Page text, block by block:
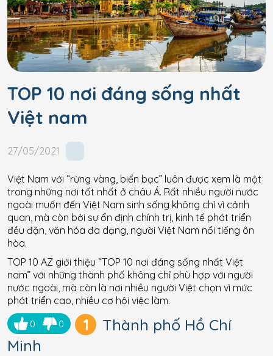
TOP 10 nơi đáng sống nhất
Việt nam
27/05/2021
Việt Nam với “rừng vàng, biển bạc” luôn được xem là một
trong những nơi tốt nhất ở châu Á. Rất nhiều người nước
ngoài muốn đến Việt Nam sinh sống không chỉ vì cảnh
quan, mà còn bởi sự ổn định chính trị, kinh tế phát triển
đều đặn, văn hóa đa dạng, người Việt Nam nổi tiếng ôn
hòa.
TOP 10 AZ giới thiệu “TOP 10 nơi đáng sống nhất Việt
nam” với những thành phố không chỉ phù hợp với người
nước ngoài, mà còn là nơi nhiều người Việt chọn vì mức
phát triển cao, nhiều cơ hội việc làm.
0 0 1
Thành phố Hồ Chí
Minh